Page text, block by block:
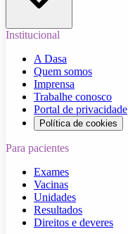
Institucional
A Dasa
Quem somos
Imprensa
Trabalhe conosco
Portal de privacidade
Política de cookies
Para pacientes
Exames
Vacinas
Unidades
Resultados
Direitos e deveres